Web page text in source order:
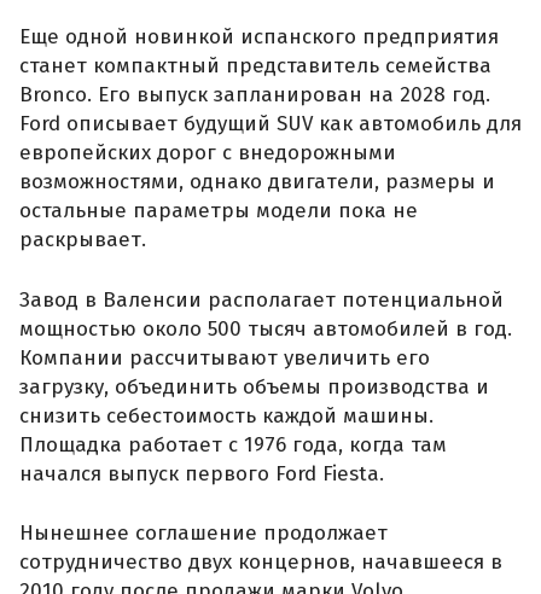
Еще одной новинкой испанского предприятия
станет компактный представитель семейства
Bronco. Его выпуск запланирован на 2028 год.
Ford описывает будущий SUV как автомобиль для
европейских дорог с внедорожными
возможностями, однако двигатели, размеры и
остальные параметры модели пока не
раскрывает.
Завод в Валенсии располагает потенциальной
мощностью около 500 тысяч автомобилей в год.
Компании рассчитывают увеличить его
загрузку, объединить объемы производства и
снизить себестоимость каждой машины.
Площадка работает с 1976 года, когда там
начался выпуск первого Ford Fiesta.
Нынешнее соглашение продолжает
сотрудничество двух концернов, начавшееся в